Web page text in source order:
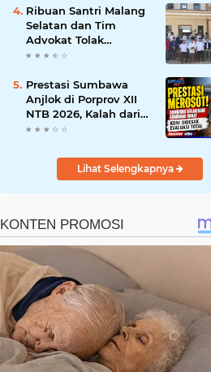
Pengasuh
Ribuan Santri Malang
Selatan dan Tim
Advokat Tolak
Arogansi Yakuza,
Cinta Damai
Prestasi Sumbawa
Anjlok di Porprov XII
NTB 2026, Kalah dari
KSB, KONI Didesak
Pembinaan Atlet
Lihat Selengkapnya